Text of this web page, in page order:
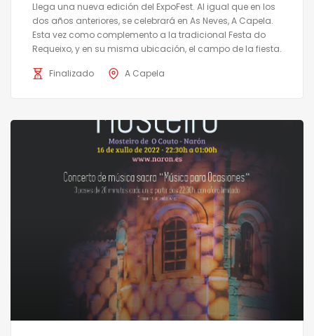
Llega una nueva edición del ExpoFest. Al igual que en los
dos años anteriores, se celebrará en As Neves, A Capela.
Esta vez como complemento a la tradicional Festa do
Requeixo, y en su misma ubicación, el campo de la fiesta.
Finalizado A Capela